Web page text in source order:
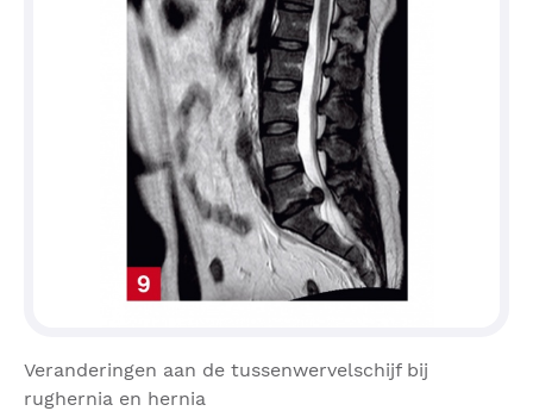
Veranderingen aan de tussenwervelschijf bij
rughernia en hernia